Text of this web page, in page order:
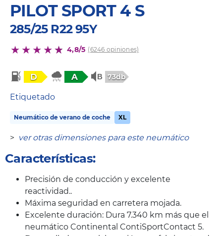
PILOT SPORT 4 S
285/25 R22 95Y
4,8/5 (6246 opiniones)
D A 73db
Etiquetado
Neumático de verano de coche XL
> ver otras dimensiones para este neumático
Características:
Precisión de conducción y excelente
reactividad..
Máxima seguridad en carretera mojada.
Excelente duración: Dura 7.340 km más que el
neumático Continental ContiSportContact 5.